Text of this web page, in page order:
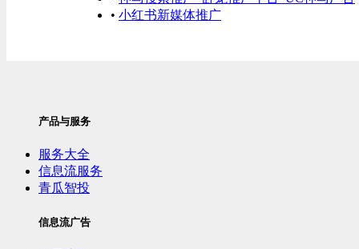
• 小红书新媒体推广
产品与服务
服务大全
信息流服务
青瓜智投
信息流广告